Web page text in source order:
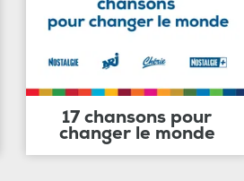
17 chansons pour
changer le monde